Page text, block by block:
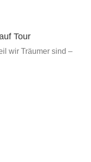
Tour
wir Träumer sind –